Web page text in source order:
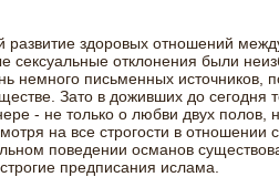
развитие здоровых отношений
сексуальные отклонения были
немного письменных источников,
Зато в доживших до сегодня
- не только о любви двух полов,
на все строгости в отношении
поведении османов
предписания ислама.